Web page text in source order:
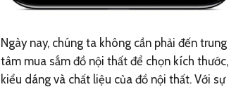
Ngày nay, chúng ta không cần phải đến trung
tâm mua sắm đồ nội thất để chọn kích thước,
kiểu dáng và chất liệu của đồ nội thất. Với sự